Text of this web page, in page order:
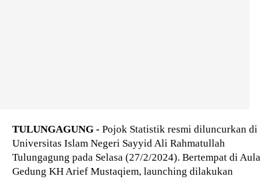
TULUNGAGUNG - Pojok Statistik resmi diluncurkan di
Universitas Islam Negeri Sayyid Ali Rahmatullah
Tulungagung pada Selasa (27/2/2024). Bertempat di Aula
Gedung KH Arief Mustaqiem, launching dilakukan